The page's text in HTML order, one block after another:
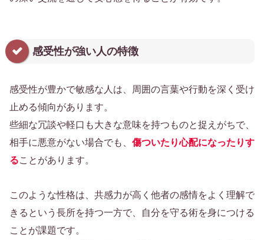
感受性が強い人の特徴
感受性が豊かで敏感な人は、周囲の言葉や行動を深く受け
止める傾向があります。
些細な冗談や軽口も大きな意味を持つものと捉えがちで、
相手に悪意がない場合でも、 傷ついたり心配になったりす
ることがあります。
このような性格は、共感力が高く他者の感情をよく理解で
きるという長所を持つ一方で、自分を守る術を身につける
ことが課題です。